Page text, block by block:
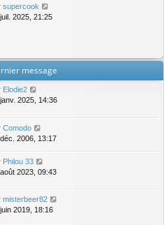
supercook
2025, 21:25
message
Elodie2
2025, 14:36
Comodo
2006, 13:17
Philou 33
2023, 09:43
misterbeer82
2019, 18:16